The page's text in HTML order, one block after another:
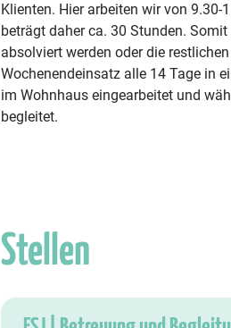
Klienten. Hier arbeiten wir von 9.30-
beträgt daher ca. 30 Stunden.
absolviert werden oder die
Wochenendeinsatz alle 14 Tage in
im Wohnhaus eingearbeitet und
begleitet.
Stellen